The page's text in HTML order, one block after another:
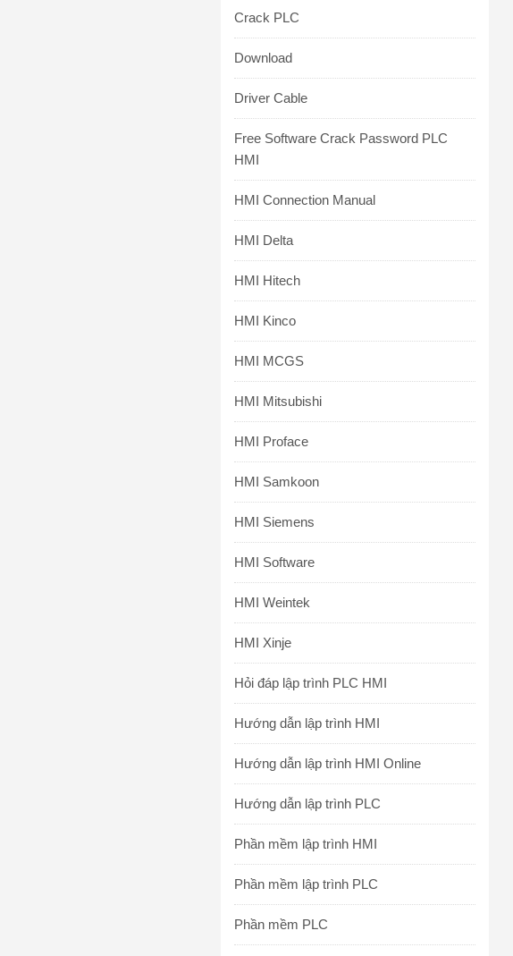
Crack PLC
Download
Driver Cable
Free Software Crack Password PLC
HMI
HMI Connection Manual
HMI Delta
HMI Hitech
HMI Kinco
HMI MCGS
HMI Mitsubishi
HMI Proface
HMI Samkoon
HMI Siemens
HMI Software
HMI Weintek
HMI Xinje
Hỏi đáp lập trình PLC HMI
Hướng dẫn lập trình HMI
Hướng dẫn lập trình HMI Online
Hướng dẫn lập trình PLC
Phần mềm lập trình HMI
Phần mềm lập trình PLC
Phần mềm PLC